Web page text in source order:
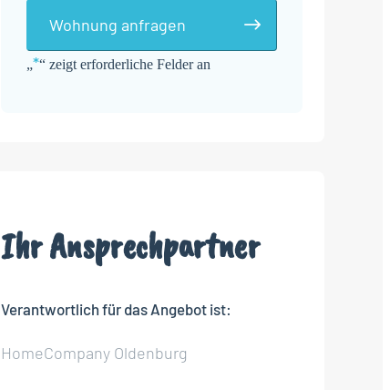
„*“ zeigt erforderliche Felder an
Wohnung anfragen
Ihr Ansprechpartner
Verantwortlich für das Angebot ist:
HomeCompany Oldenburg